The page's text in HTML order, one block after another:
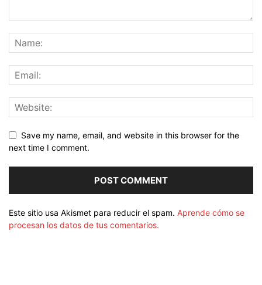
Save my name, email, and website in this browser for the
next time I comment.
Este sitio usa Akismet para reducir el spam. Aprende cómo se
procesan los datos de tus comentarios.